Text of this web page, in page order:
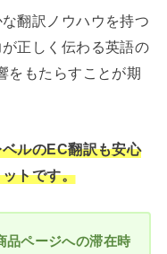
翻訳ノウハウを持つ
正しく伝わる英語の
をもたらすことが期
ルのEC翻訳も安心
トです。
品ページへの滞在時